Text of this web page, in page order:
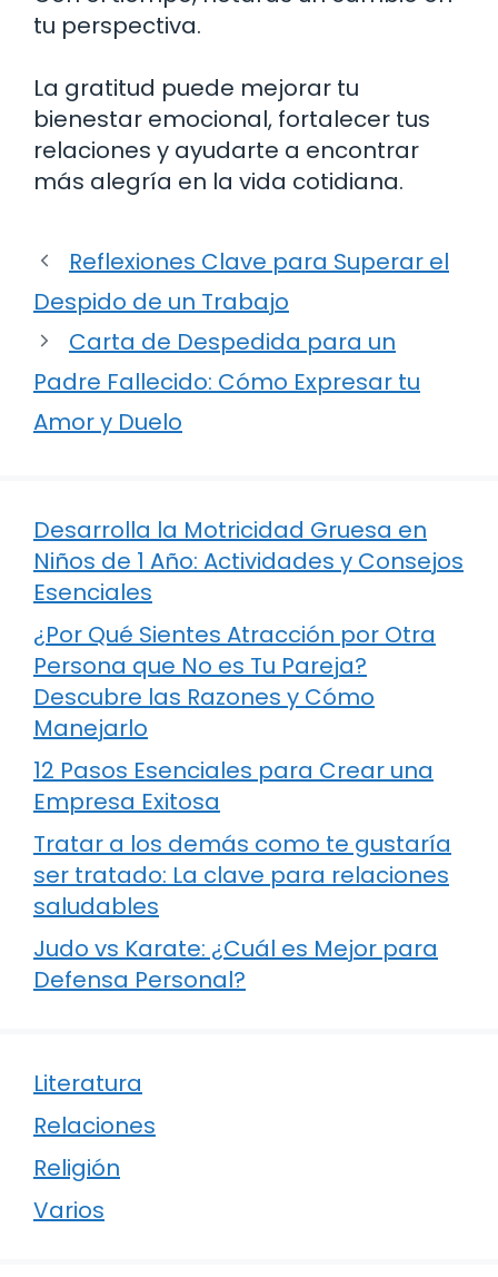
tu perspectiva.
La gratitud puede mejorar tu
bienestar emocional, fortalecer tus
relaciones y ayudarte a encontrar
más alegría en la vida cotidiana.
Reflexiones Clave para Superar el
Despido de un Trabajo
Carta de Despedida para un
Padre Fallecido: Cómo Expresar tu
Amor y Duelo
Desarrolla la Motricidad Gruesa en
Niños de 1 Año: Actividades y Consejos
Esenciales
¿Por Qué Sientes Atracción por Otra
Persona que No es Tu Pareja?
Descubre las Razones y Cómo
Manejarlo
12 Pasos Esenciales para Crear una
Empresa Exitosa
Tratar a los demás como te gustaría
ser tratado: La clave para relaciones
saludables
Judo vs Karate: ¿Cuál es Mejor para
Defensa Personal?
Literatura
Relaciones
Religión
Varios